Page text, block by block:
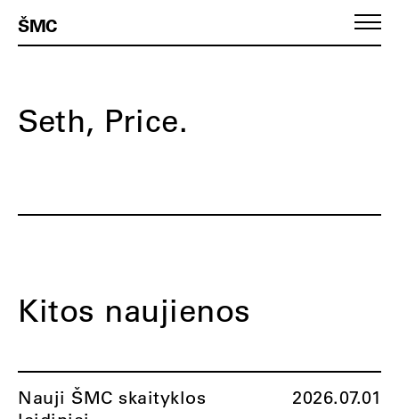
ŠMC
Seth, Price.
Kitos naujienos
Nauji ŠMC skaityklos
2026.07.01